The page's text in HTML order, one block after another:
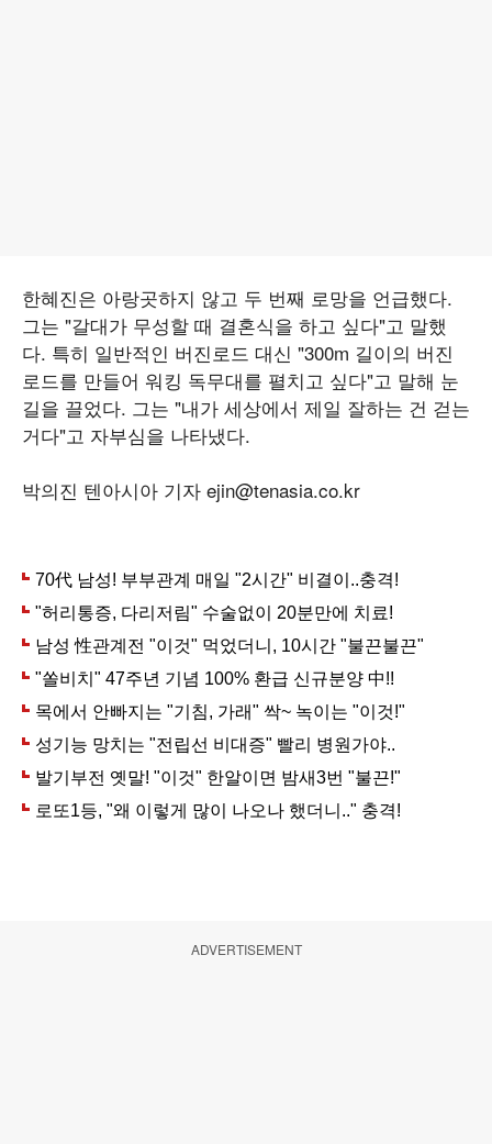
한혜진은 아랑곳하지 않고 두 번째 로망을 언급했다.
그는 "갈대가 무성할 때 결혼식을 하고 싶다"고 말했
다. 특히 일반적인 버진로드 대신 "300m 길이의 버진
로드를 만들어 워킹 독무대를 펼치고 싶다"고 말해 눈
길을 끌었다. 그는 "내가 세상에서 제일 잘하는 건 걷는
거다"고 자부심을 나타냈다.
박의진 텐아시아 기자 ejin@tenasia.co.kr
ADVERTISEMENT